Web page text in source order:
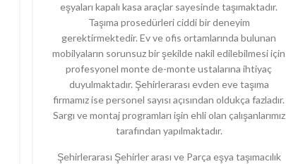
eşyaları kapalı kasa araçlar sayesinde taşımaktadır.
Taşıma prosedürleri ciddi bir deneyim
gerektirmektedir. Ev ve ofis ortamlarında bulunan
mobilyaların sorunsuz bir şekilde nakil edilebilmesi için
profesyonel monte de-monte ustalarına ihtiyaç
duyulmaktadır. Şehirlerarası evden eve taşıma
firmamız ise personel sayısı açısından oldukça fazladır.
Sargı ve montaj programları işin ehli olan çalışanlarımız
tarafından yapılmaktadır.
Şehirlerarası Şehirler arası ve Parça eşya taşımacılık